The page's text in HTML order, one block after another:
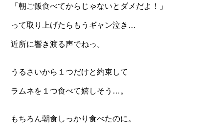
「朝ご飯食べてからじゃないとダメだよ！」
って取り上げたらもうギャン泣き…
近所に響き渡る声でねっ。
うるさいから１つだけと約束して
ラムネを１つ食べて嬉しそう…。
もちろん朝食しっかり食べたのに。